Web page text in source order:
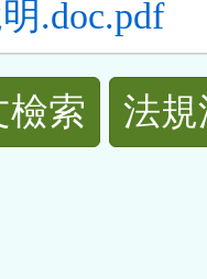
.doc.pdf
檢索
法